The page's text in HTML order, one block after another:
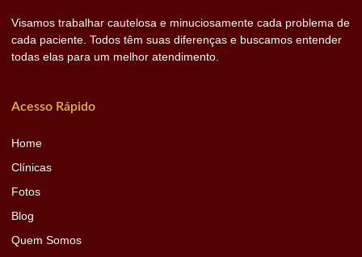
Visamos trabalhar cautelosa e minuciosamente cada problema de
cada paciente. Todos têm suas diferenças e buscamos entender
todas elas para um melhor atendimento.
Acesso Rápido
Home
Clínicas
Fotos
Blog
Quem Somos